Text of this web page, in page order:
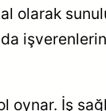
olarak
oynar. İş